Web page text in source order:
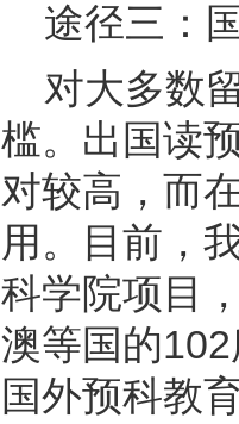
途径三：
对大多数
槛。出国读
对较高，而
用。目前，
科学院项目
澳等国的
国外预科教